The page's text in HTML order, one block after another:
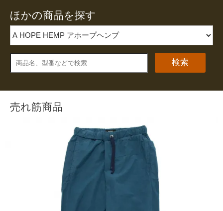
ほかの商品を探す
検索
売れ筋商品